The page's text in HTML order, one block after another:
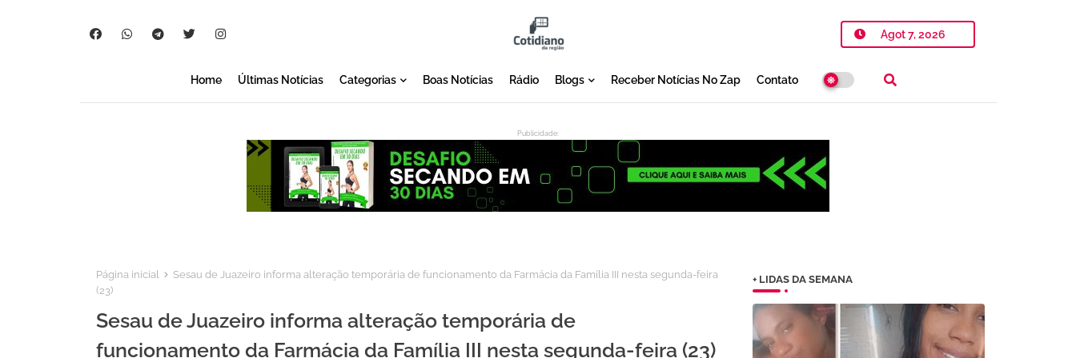
Agot 7, 2026
Home Últimas Notícias Categorias Boas Notícias Rádio Blogs Receber Notícias No Zap Contato
Publicidade:
:
Página inicial
Sesau de Juazeiro informa alteração temporária de funcionamento da Farmácia da Família III nesta segunda-feira
(23)
Sesau de Juazeiro informa alteração temporária de
funcionamento da Farmácia da Família III nesta segunda-feira (23)
+ LIDAS DA SEMANA